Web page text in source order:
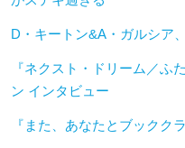
D・キートン&A・ガルシア
『ネクスト・ドリーム／ふ
ン インタビュー
『また、あなたとブックク